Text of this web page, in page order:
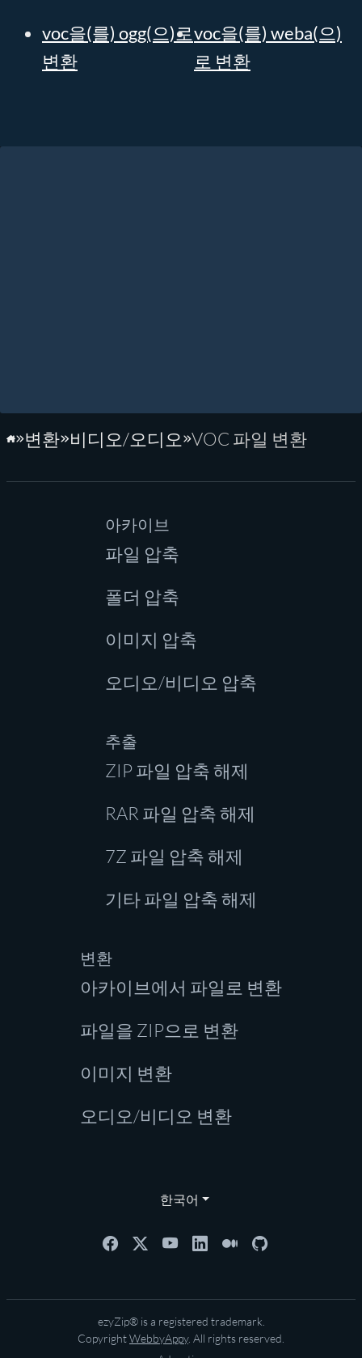
voc을(를) ogg(으)로
변환
voc을(를) weba(으)
로 변환
홈페이지
변환 비디오/오디오 VOC 파일 변환
아카이브
파일 압축
폴더 압축
이미지 압축
오디오/비디오 압축
추출
ZIP 파일 압축 해제
RAR 파일 압축 해제
7Z 파일 압축 해제
기타 파일 압축 해제
변환
아카이브에서 파일로 변환
파일을 ZIP으로 변환
이미지 변환
오디오/비디오 변환
한국어
ezyZip® is a registered trademark.
CopyrightWebbyAppy. All rights reserved.